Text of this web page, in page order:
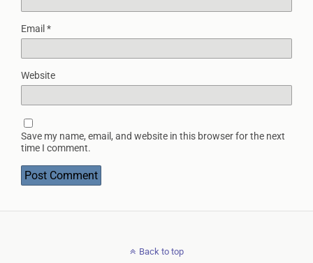
Email *
Website
Save my name, email, and website in this browser for the next
time I comment.
Back to top